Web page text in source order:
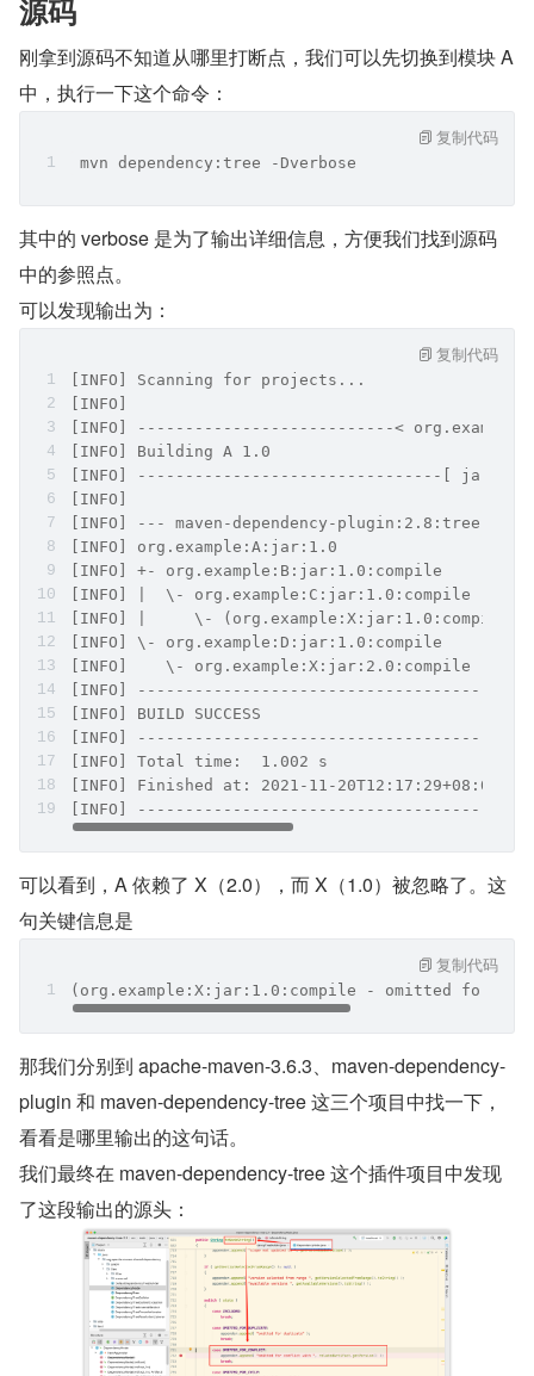
源码
刚拿到源码不知道从哪里打断点，我们可以先切换到模块 A
中，执行一下这个命令：
mvn dependency:tree -Dverbose
复制代码
其中的 verbose 是为了输出详细信息，方便我们找到源码
中的参照点。
可以发现输出为：
[INFO] Scanning for projects...
[INFO]
[INFO] ---------------------------<
[INFO] Building A 1.0
[INFO] --------------------------------[ jar
[INFO]
[INFO] --- maven-dependency-plugin:2.8:tree
[INFO] org.example:A:jar:1.0
[INFO] +- org.example:B:jar:1.0:compile
[INFO] |  \- org.example:C:jar:1.0:compile
[INFO] |     \- (org.example:X:jar:1.0:compile
[INFO] \- org.example:D:jar:1.0:compile
[INFO]    \- org.example:X:jar:2.0:compile
[INFO]
[INFO] BUILD SUCCESS
[INFO]
[INFO] Total time:  1.002 s
[INFO] Finished at: 2021-11-20T12:17:29+08:00
[INFO]
复制代码
可以看到，A 依赖了 X（2.0），而 X（1.0）被忽略了。这
句关键信息是
(org.example:X:jar:1.0:compile - omitted for
复制代码
那我们分别到 apache-maven-3.6.3、maven-dependency-
plugin 和 maven-dependency-tree 这三个项目中找一下，
看看是哪里输出的这句话。
我们最终在 maven-dependency-tree 这个插件项目中发现
了这段输出的源头：